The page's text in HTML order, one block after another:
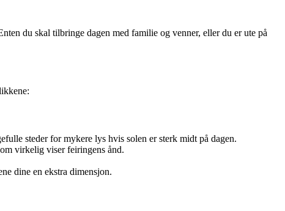
du skal tilbringe dagen med familie og venner, eller du er ute på
steder for mykere lys hvis solen er sterk midt på dagen.
virkelig viser feiringens ånd.
dine en ekstra dimensjon.